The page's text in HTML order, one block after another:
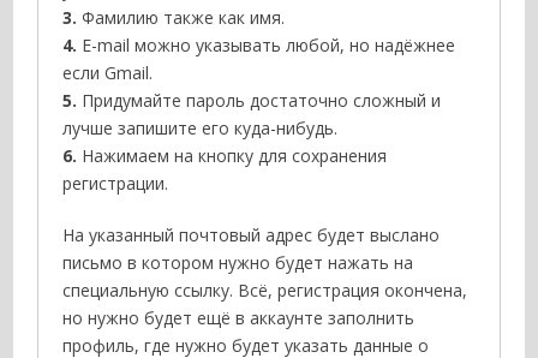
3. Фамилию также как имя.
4. E-mail можно указывать любой, но надёжнее
если Gmail.
5. Придумайте пароль достаточно сложный и
лучше запишите его куда-нибудь.
6. Нажимаем на кнопку для сохранения
регистрации.
На указанный почтовый адрес будет выслано
письмо в котором нужно будет нажать на
специальную ссылку. Всё, регистрация окончена,
но нужно будет ещё в аккаунте заполнить
профиль, где нужно будет указать данные о